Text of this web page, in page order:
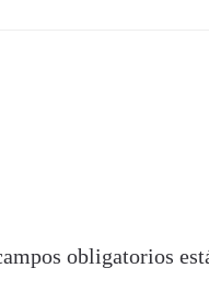
obligatorios